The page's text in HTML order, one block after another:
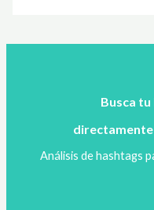
Busca
directamente
Análisis de hashtags